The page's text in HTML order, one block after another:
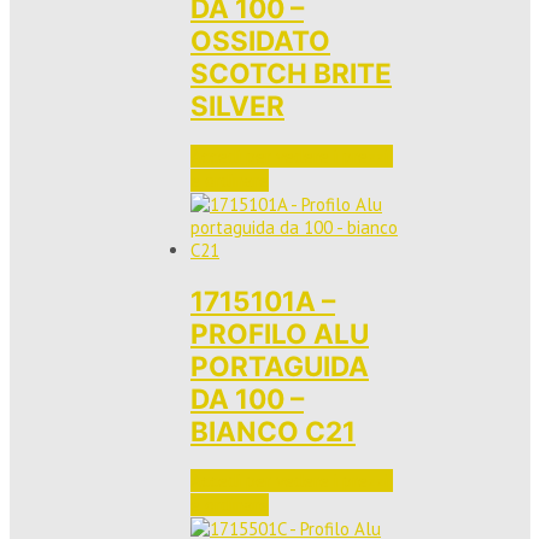
DA 100 –
OSSIDATO
SCOTCH BRITE
SILVER
1715101A –
PROFILO ALU
PORTAGUIDA
DA 100 –
BIANCO C21